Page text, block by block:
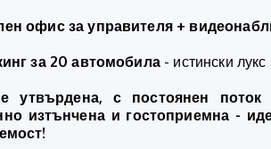
офис за управителя +
за 20 автомобила - истински
е утвърдена, с постоянен
изтънчена и гостоприемна -